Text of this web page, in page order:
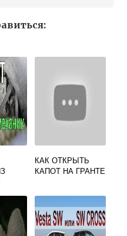
КАК ОТКРЫТЬ
КАПОТ НА ГРАНТЕ